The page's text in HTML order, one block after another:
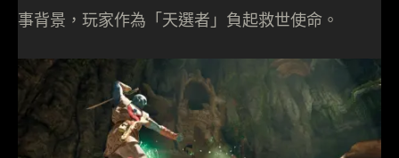
事背景，玩家作為「天選者」負起救世使命。